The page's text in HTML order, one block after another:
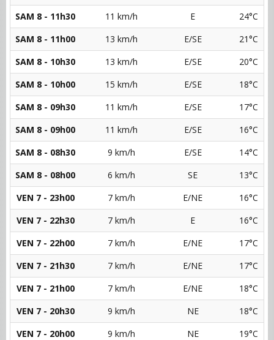
SAM 8 - 11h30
11 km/h E
24°C
SAM 8 - 11h00
13 km/h E/SE
21°C
SAM 8 - 10h30
13 km/h E/SE
20°C
SAM 8 - 10h00
15 km/h E/SE
18°C
SAM 8 - 09h30
11 km/h E/SE
17°C
SAM 8 - 09h00
11 km/h E/SE
16°C
SAM 8 - 08h30
9 km/h E/SE
14°C
SAM 8 - 08h00
6 km/h SE
13°C
VEN 7 - 23h00
7 km/h E/NE
16°C
VEN 7 - 22h30
7 km/h E
16°C
VEN 7 - 22h00
7 km/h E/NE
17°C
VEN 7 - 21h30
7 km/h E/NE
17°C
VEN 7 - 21h00
7 km/h E/NE
18°C
VEN 7 - 20h30
9 km/h NE
18°C
VEN 7 - 20h00
9 km/h NE
19°C